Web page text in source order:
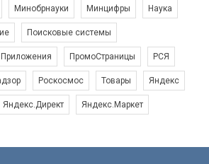
Минобрнауки Минцифры Наука
Поисковые системы
Приложения ПромоСтраницы РСЯ
Роскосмос Товары Яндекс
Яндекс.Директ Яндекс.Маркет